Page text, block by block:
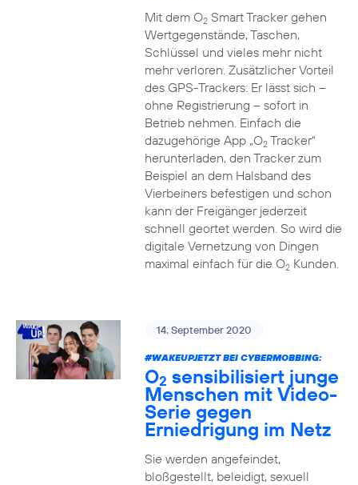
Mit dem O2Smart Tracker gehen
Wertgegenstände, Taschen,
Schlüssel und vieles mehr nicht
mehr verloren. Zusätzlicher Vorteil
des GPS-Trackers: Er lässt sich –
ohne Registrierung – sofort in
Betrieb nehmen. Einfach die
dazugehörige App „O2Tracker“
herunterladen, den Tracker zum
Beispiel an dem Halsband des
Vierbeiners befestigen und schon
kann der Freigänger jederzeit
schnell geortet werden. So wird die
digitale Vernetzung von Dingen
maximal einfach für die O2Kunden.
14. September 2020
#WAKEUPJETZT BEI CYBERMOBBING:
O2 sensibilisiert junge
Menschen mit Video-
Serie gegen
Erniedrigung im Netz
Sie werden angefeindet,
bloßgestellt, beleidigt, sexuell